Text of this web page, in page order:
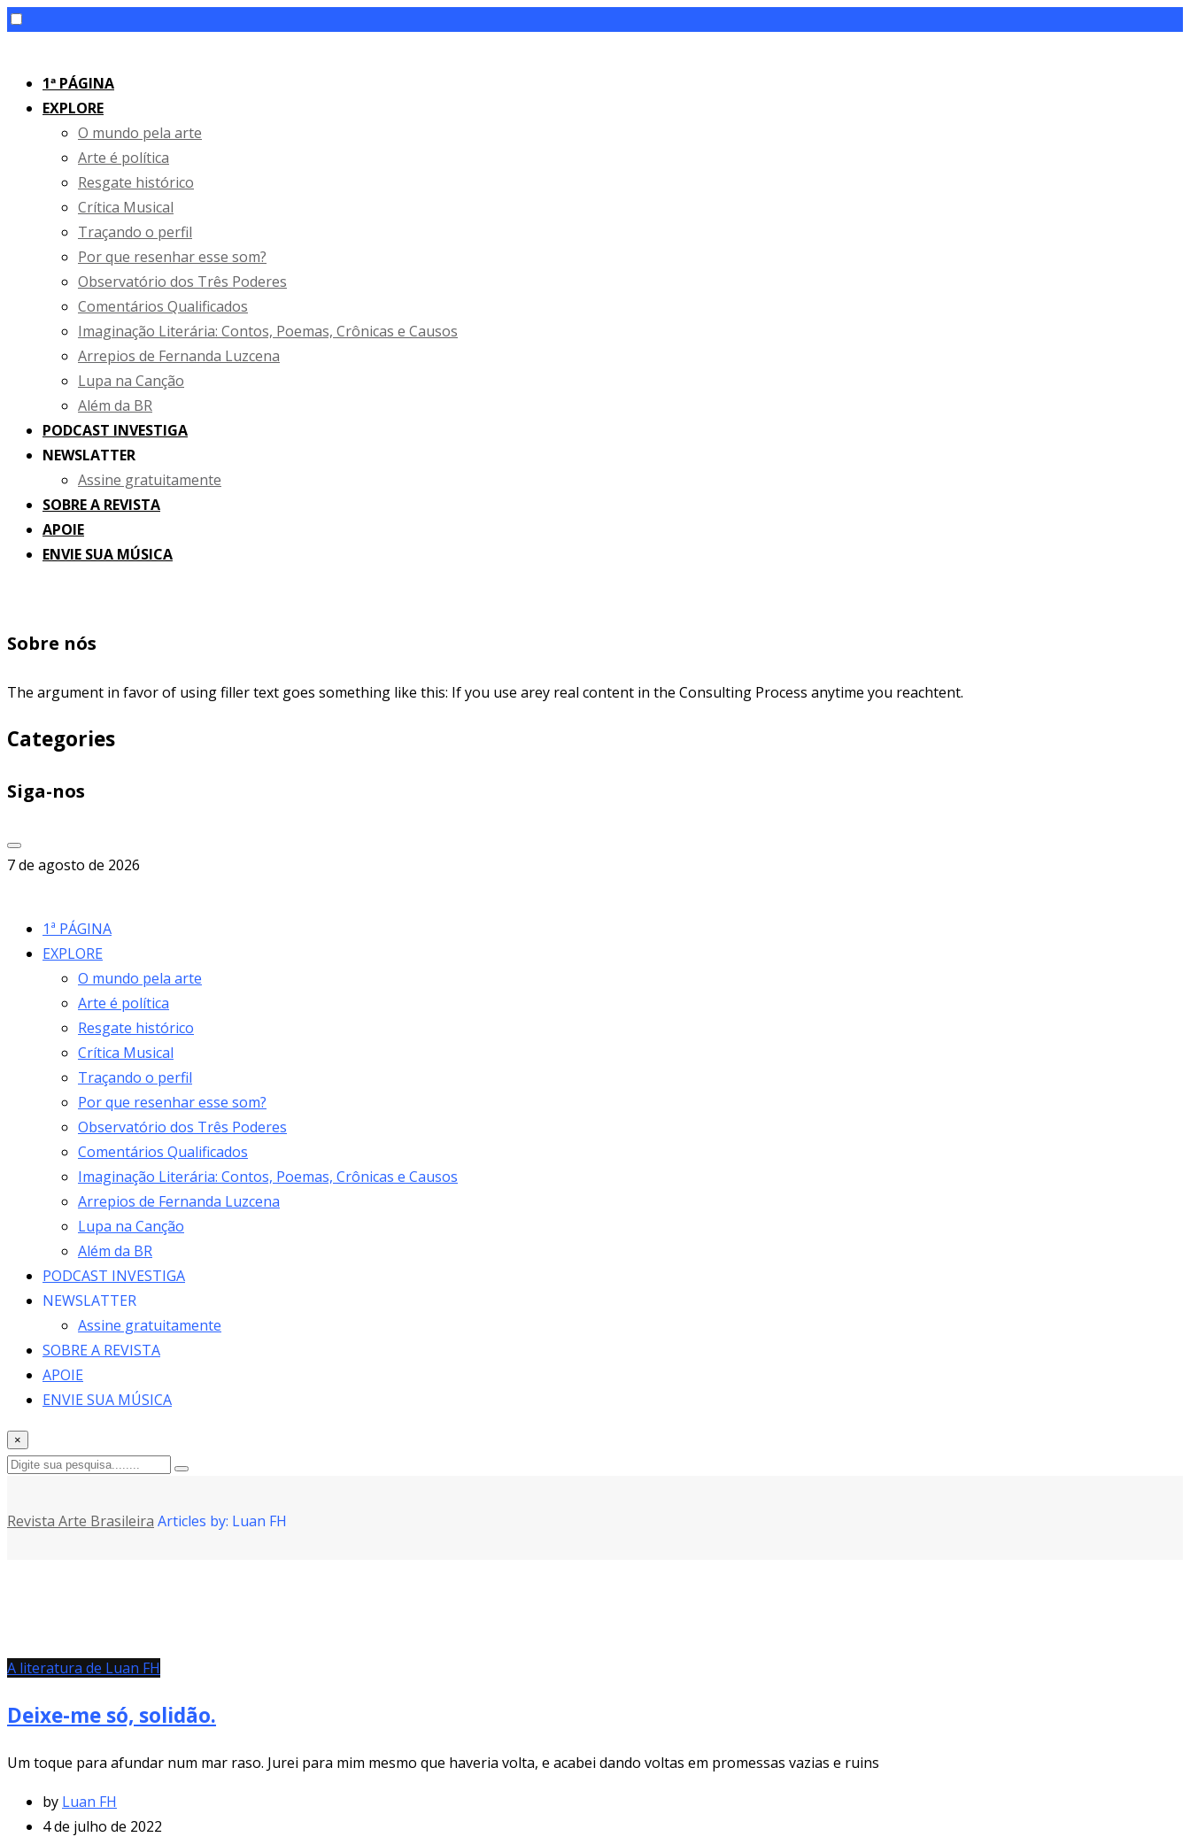
content1ª PÁGINA
EXPLORE
O mundo pela arte
Arte é política
Resgate histórico
Crítica Musical
Traçando o perfil
Por que resenhar esse som?
Observatório dos Três Poderes
Comentários Qualificados
Imaginação Literária: Contos, Poemas, Crônicas e Causos
Arrepios de Fernanda Luzcena
Lupa na Canção
Além da BR
PODCAST INVESTIGA
NEWSLATTER
Assine gratuitamente
SOBRE A REVISTA
APOIE
ENVIE SUA MÚSICA
Sobre nós
The argument in favor of using filler text goes something like this: If you use arey real content in the Consulting Process anytime you reachtent.
Categories
Siga-nos
7 de agosto de 2026
1ª PÁGINA
EXPLORE
O mundo pela arte
Arte é política
Resgate histórico
Crítica Musical
Traçando o perfil
Por que resenhar esse som?
Observatório dos Três Poderes
Comentários Qualificados
Imaginação Literária: Contos, Poemas, Crônicas e Causos
Arrepios de Fernanda Luzcena
Lupa na Canção
Além da BR
PODCAST INVESTIGA
NEWSLATTER
Assine gratuitamente
SOBRE A REVISTA
APOIE
ENVIE SUA MÚSICA
×
Revista Arte Brasileira Articles by: Luan FH
A literatura de Luan FH
Deixe-me só, solidão.
Um toque para afundar num mar raso. Jurei para mim mesmo que haveria volta, e acabei dando voltas em promessas vazias e ruins
by Luan FH
4 de julho de 2022